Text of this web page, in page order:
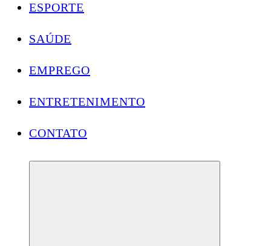
ESPORTE
SAÚDE
EMPREGO
ENTRETENIMENTO
CONTATO